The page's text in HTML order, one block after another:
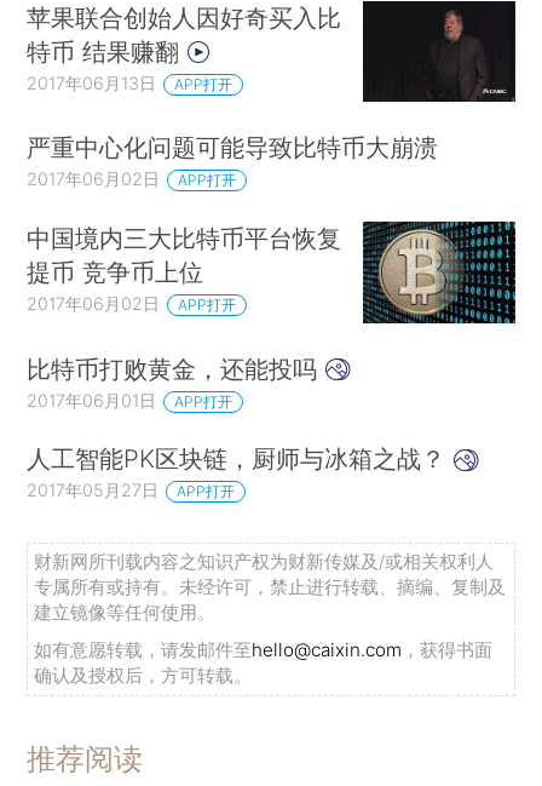
苹果联合创始人因好奇买入比
特币 结果赚翻
2017年06月13日 APP打开
严重中心化问题可能导致比特币大崩溃
2017年06月02日 APP打开
中国境内三大比特币平台恢复
提币 竞争币上位
2017年06月02日 APP打开
比特币打败黄金，还能投吗
2017年06月01日 APP打开
人工智能PK区块链，厨师与冰箱之战？
2017年05月27日 APP打开
财新网所刊载内容之知识产权为财新传媒及/或相关权利人
专属所有或持有。未经许可，禁止进行转载、摘编、复制及
建立镜像等任何使用。
如有意愿转载，请发邮件至hello@caixin.com ，获得书面
确认及授权后，方可转载。
推荐阅读